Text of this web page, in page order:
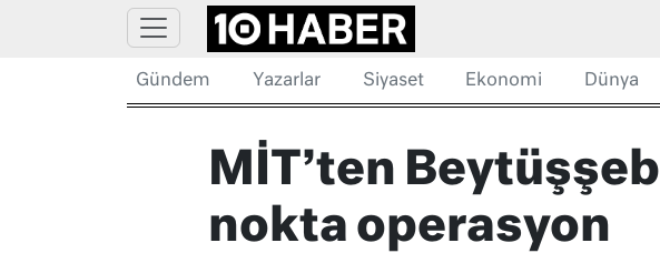
Gündem Yazarlar Siyaset Ekonomi Dünya
MİT’ten
nokta operasyon